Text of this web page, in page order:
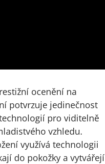
ocenění na
potvrzuje jedinečnost
pro viditelně
vzhledu.
využívá technologii
do pokožky a vytvářejí